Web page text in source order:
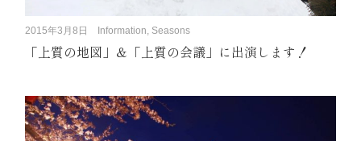
2015年3月8日 Information, Seasons
「上質の地図」＆「上質の会議」に出演します！